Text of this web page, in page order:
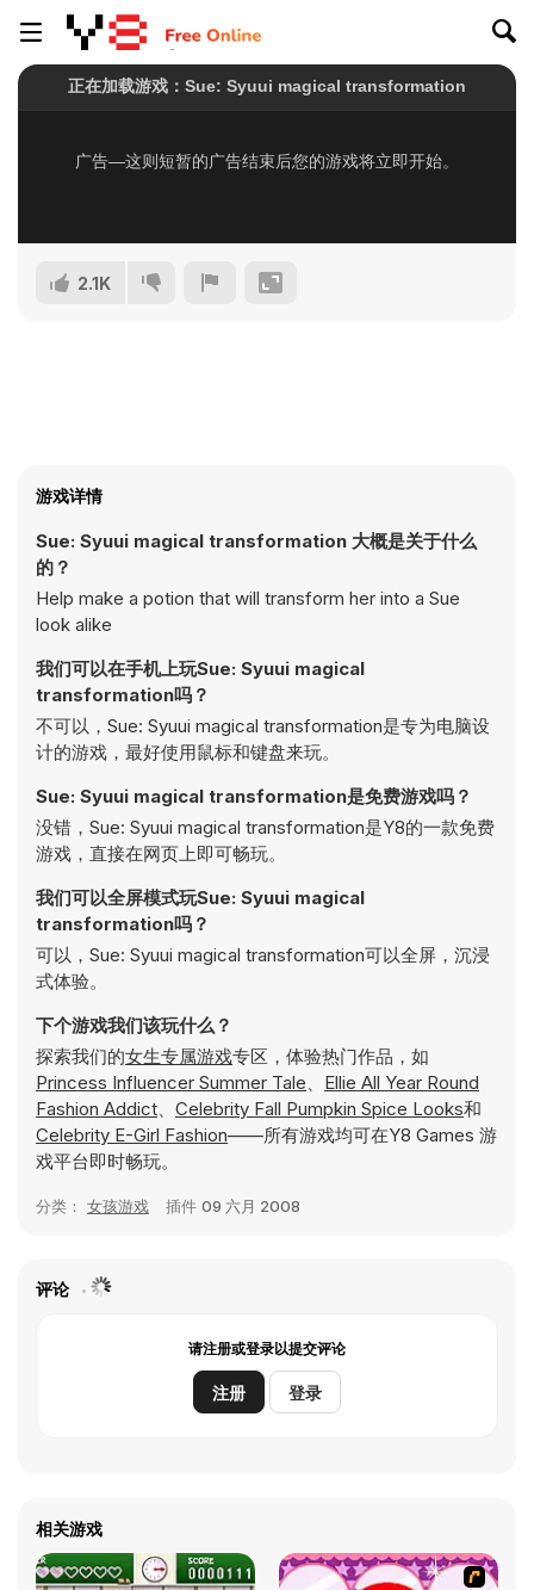
2.1K
游戏详情
Sue: Syuui magical transformation 大概是关于什么
的？
Help make a potion that will transform her into a Sue
look alike
我们可以在手机上玩Sue: Syuui magical
transformation吗？
不可以，Sue: Syuui magical transformation是专为电脑设
计的游戏，最好使用鼠标和键盘来玩。
Sue: Syuui magical transformation是免费游戏吗？
没错，Sue: Syuui magical transformation是Y8的一款免费
游戏，直接在网页上即可畅玩。
我们可以全屏模式玩Sue: Syuui magical
transformation吗？
可以，Sue: Syuui magical transformation可以全屏，沉浸
式体验。
下个游戏我们该玩什么？
探索我们的女生专属游戏专区，体验热门作品，如
Princess Influencer Summer Tale、 Ellie All Year Round
Fashion Addict、 Celebrity Fall Pumpkin Spice Looks和
Celebrity E-Girl Fashion——所有游戏均可在Y8 Games 游
戏平台即时畅玩。
分类： 女孩游戏 插件 09 六月 2008
评论
请注册或登录以提交评论
注册 登录
相关游戏